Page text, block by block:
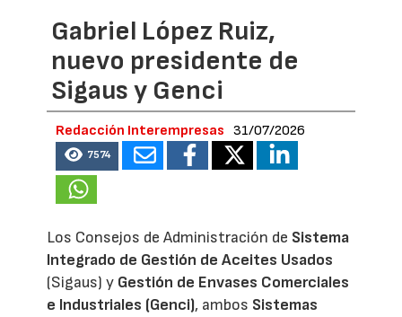
Gabriel López Ruiz,
nuevo presidente de
Sigaus y Genci
Redacción Interempresas 31/07/2026
7574
Los Consejos de Administración de Sistema
Integrado de Gestión de Aceites Usados
(Sigaus) y Gestión de Envases Comerciales
e Industriales (Genci), ambos Sistemas